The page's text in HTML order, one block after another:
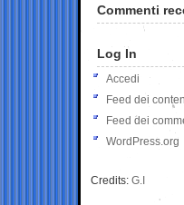
Commenti
Log In
Accedi
Feed dei
Feed dei
WordPress.org
Credits: G.I